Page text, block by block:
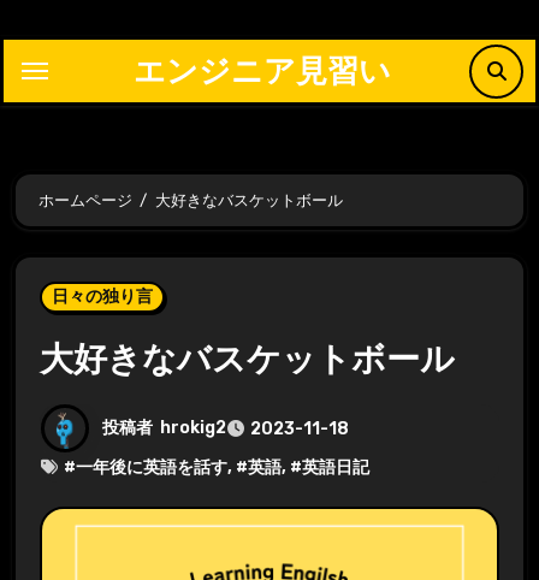
ッ
プ
エンジニア見習い
ホームページ 大好きなバスケットボール
日々の独り言
大好きなバスケットボール
投稿者 hrokig2
2023-11-18
#一年後に英語を話す, #英語, #英語日記